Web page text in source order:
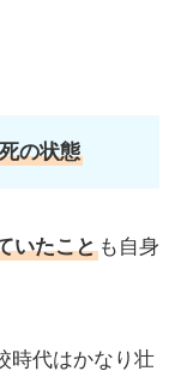
の状態
いたことも自身
時代はかなり壮